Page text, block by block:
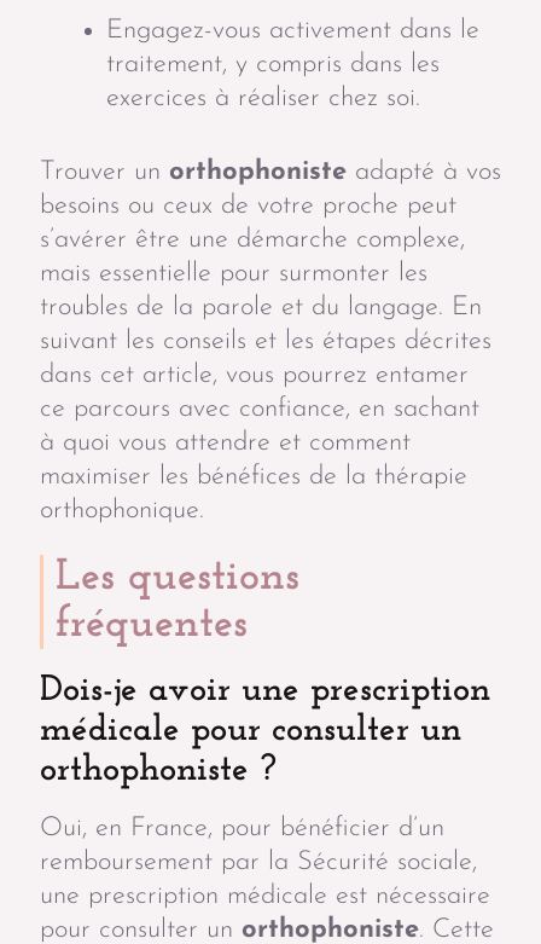
Engagez-vous activement dans le
traitement, y compris dans les
exercices à réaliser chez soi.
Trouver un orthophoniste adapté à vos
besoins ou ceux de votre proche peut
s’avérer être une démarche complexe,
mais essentielle pour surmonter les
troubles de la parole et du langage. En
suivant les conseils et les étapes décrites
dans cet article, vous pourrez entamer
ce parcours avec confiance, en sachant
à quoi vous attendre et comment
maximiser les bénéfices de la thérapie
orthophonique.
Les questions
fréquentes
Dois-je avoir une prescription
médicale pour consulter un
orthophoniste ?
Oui, en France, pour bénéficier d’un
remboursement par la Sécurité sociale,
une prescription médicale est nécessaire
pour consulter un orthophoniste. Cette